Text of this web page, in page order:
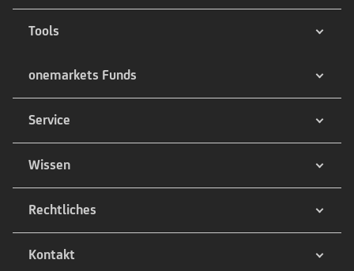
Tools
onemarkets Funds
Service
Wissen
Rechtliches
Kontakt